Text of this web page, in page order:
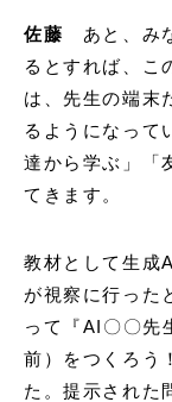
佐藤
あと、み
るとすれば、こ
は、先生の端末
るようになって
達から学ぶ」「
てきます。
教材として生成
が視察に行った
って『AI〇〇先
前）をつくろう
た。提示された